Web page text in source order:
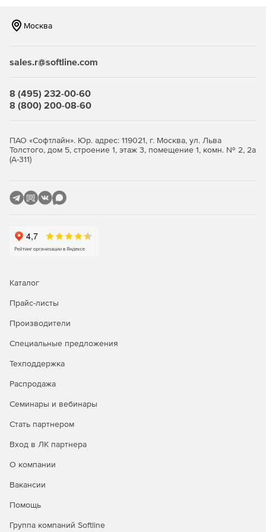
Техническая
консультации,
обучение
Корпоративный
мессенджер
+ -
сопровождение
мероприятий
участников
мероприятий
расширения тарифа
участников
Москва
sales.r@softline.com
8 (495) 232-00-60
8 (800) 200-08-60
ПАО «Софтлайн». Юр. адрес: 119021, г. Москва, ул. Льва
Толстого, дом 5, строение 1, этаж 3, помещение 1, комн. № 2, 2а
(А-311)
Каталог
Прайс-листы
Производители
Специальные предложения
Техподдержка
Распродажа
Семинары и вебинары
Стать партнером
Вход в ЛК партнера
О компании
Вакансии
Помощь
Группа компаний Softline